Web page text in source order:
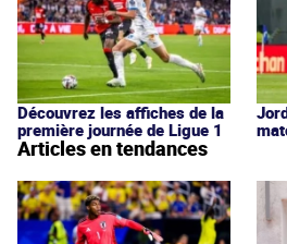
Découvrez les affiches de la
première journée de Ligue 1
Articles en tendances